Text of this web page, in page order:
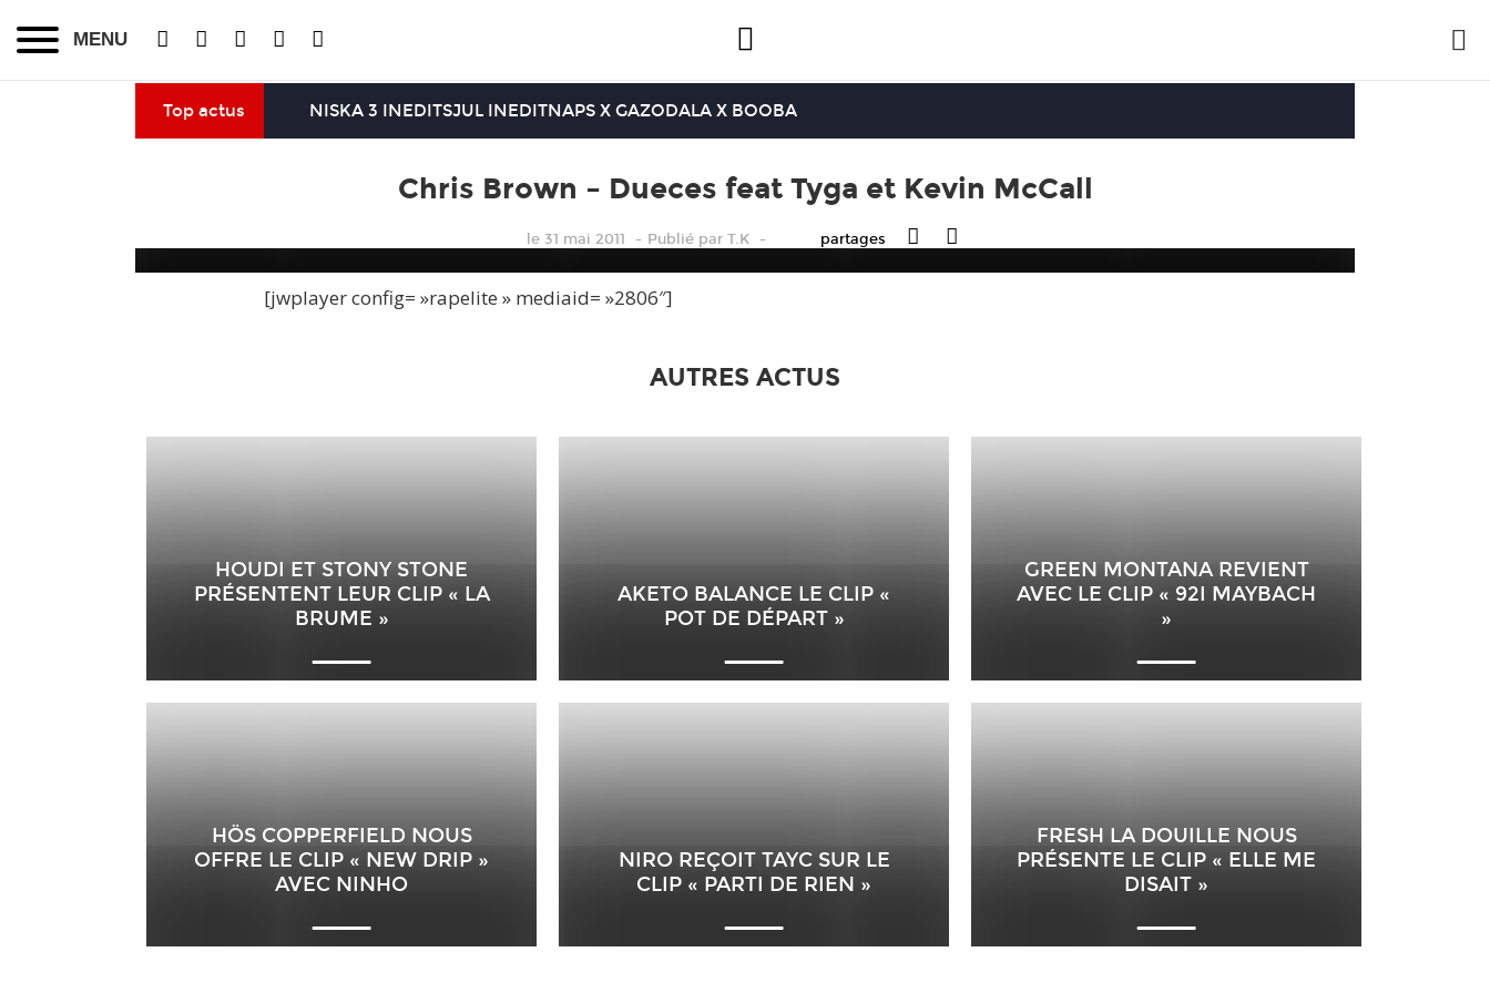
MENU
Top actus NISKA 3 INEDITSJUL INEDITNAPS X GAZODALA X BOOBA
Chris Brown – Dueces feat Tyga et Kevin McCall
le 31 mai 2011 Publié par T.K partages
[jwplayer config= »rapelite » mediaid= »2806″]
AUTRES ACTUS
HOUDI ET STONY STONE
PRÉSENTENT LEUR CLIP « LA
BRUME »
AKETO BALANCE LE CLIP «
POT DE DÉPART »
GREEN MONTANA REVIENT
AVEC LE CLIP « 92I MAYBACH
»
HÖS COPPERFIELD NOUS
OFFRE LE CLIP « NEW DRIP »
AVEC NINHO
NIRO REÇOIT TAYC SUR LE
CLIP « PARTI DE RIEN »
FRESH LA DOUILLE NOUS
PRÉSENTE LE CLIP « ELLE ME
DISAIT »